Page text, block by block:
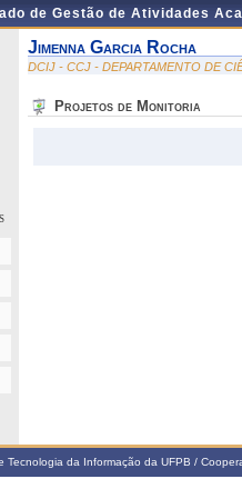
de Gestão de Atividades
Jimenna Garcia Rocha
DCIJ - CCJ - DEPARTAMENTO DE
Projetos de Monitoria
Tecnologia da Informação da UFPB /